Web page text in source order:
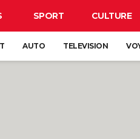
SPORT CULTURE
AUTO TELEVISION